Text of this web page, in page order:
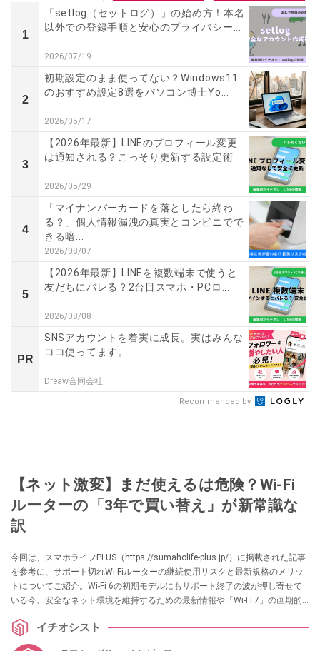
1
「setlog（セットログ）」の始め方！本名
以外での登録手順と安心のプライバシー...
2026/07/19
2
初期設定のまま使ってない？Windows11
のおすすめ設定8選をパソコン博士Yo...
2026/05/17
3
【2026年最新】LINEのプロフィール変更
は通知される？こっそり更新する設定術
2026/05/29
4
「マイナンバーカードを落としたら終わ
る？」個人情報漏洩の真実とコンビニでで
きる暗...
2026/08/07
5
【2026年最新】LINEを複数端末で使うと
友だちにバレる？2台目スマホ・PCロ...
2026/08/08
PR
SNSアカウントを着実に成長。実はみんな
ココ使ってます。
Dreaw合同会社
Recommended by
【ネット激変】まだ使えるは危険？Wi-Fi
ルーターの「3年で買い替え」が新常識な
訳
今回は、スマホライフPLUS（https://sumaholife-plus.jp/）に掲載された記事
を参考に、サポート切れWi-Fiルーターの継続使用リスクと最新規格のメリッ
トについてご紹介。Wi-Fi 6の初期モデルにもサポート終了の波が押し寄せて
いる今、安全なネット環境を維持するための最新情報や「Wi-Fi 7」の画期的
PLUSでご確認ください。
イチオシスト